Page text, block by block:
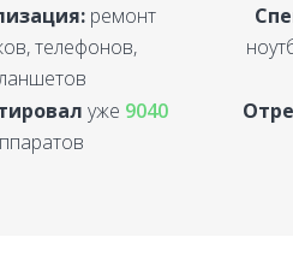
ремонт
телефонов,
уже 9040